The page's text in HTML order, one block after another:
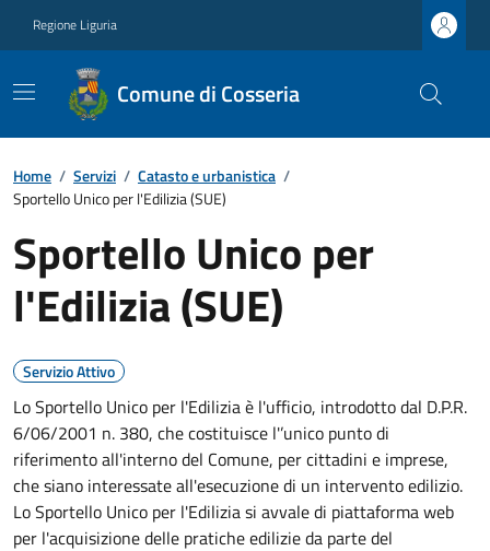
Regione Liguria
Comune di Cosseria
Home / Servizi / Catasto e urbanistica /
Sportello Unico per l'Edilizia (SUE)
Sportello Unico per
l'Edilizia (SUE)
Servizio Attivo
Lo Sportello Unico per l'Edilizia è l'ufficio, introdotto dal D.P.R.
6/06/2001 n. 380, che costituisce l'’unico punto di
riferimento all'interno del Comune, per cittadini e imprese,
che siano interessate all'esecuzione di un intervento edilizio.
Lo Sportello Unico per l'Edilizia si avvale di piattaforma web
per l'acquisizione delle pratiche edilizie da parte del